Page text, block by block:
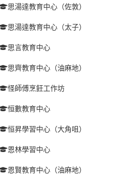
思湯達教育中心（佐敦）
思湯達教育中心（太子）
思言教育中心
思齊教育中心（油麻地）
怪師傅烹飪工作坊
恒數教育中心
恒昇學習中心（大角咀）
恩林學習中心
恩賢教育中心（油麻地）